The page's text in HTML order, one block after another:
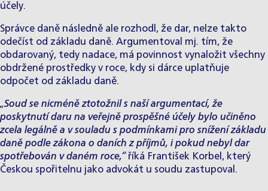
účely.
Správce daně následně ale rozhodl, že dar, nelze takto
odečíst od základu daně. Argumentoval mj. tím, že
obdarovaný, tedy nadace, má povinnost vynaložit všechny
obdržené prostředky v roce, kdy si dárce uplatňuje
odpočet od základu daně.
„Soud se nicméně ztotožnil s naší argumentací, že
poskytnutí daru na veřejně prospěšné účely bylo učiněno
zcela legálně a v souladu s podmínkami pro snížení základu
daně podle zákona o daních z příjmů, i pokud nebyl dar
spotřebován v daném roce,“ říká František Korbel, který
Českou spořitelnu jako advokát u soudu zastupoval.